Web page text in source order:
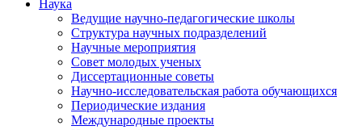
Наука
Ведущие научно-педагогические школы
Структура научных подразделений
Научные мероприятия
Совет молодых ученых
Диссертационные советы
Научно-исследовательская работа обучающихся
Периодические издания
Международные проекты